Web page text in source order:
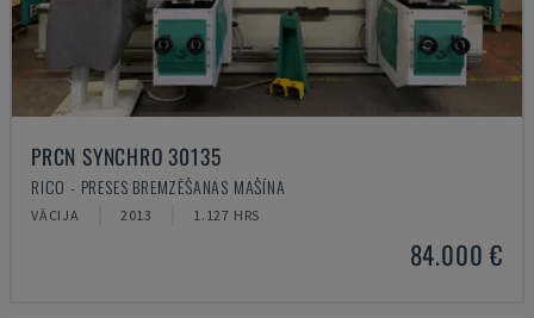
PRCN SYNCHRO 30135
RICO - PRESES BREMZĒŠANAS MAŠĪNA
VĀCIJA 2013 1.127 HRS
84.000 €